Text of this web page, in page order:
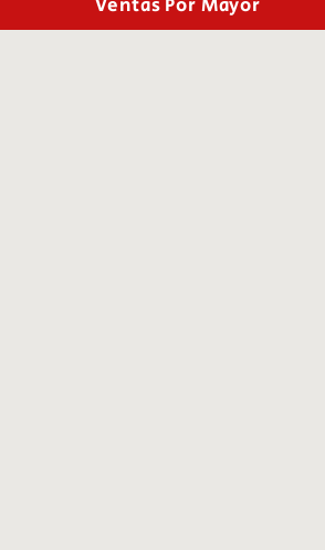
Ventas Por Mayor